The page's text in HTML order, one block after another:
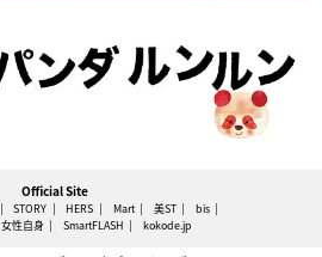
Official Site
STORY HERS Mart 美ST
bis
女性自身 SmartFLASH kokode.jp